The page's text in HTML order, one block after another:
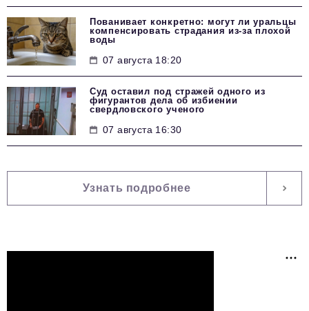
Пованивает конкретно: могут ли уральцы
компенсировать страдания из-за плохой
воды
07 августа 18:20
Суд оставил под стражей одного из
фигурантов дела об избиении
свердловского ученого
07 августа 16:30
Узнать подробнее